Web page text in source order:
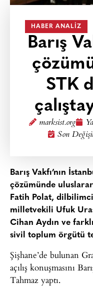
HABER ANALIZ
Barış
STK
marksist.org
Son
Barış Vakfı’nın
çözümünde
Fatih Polat,
milletvekili Ufuk
Cihan Aydın ve
sivil toplum örgütü
Şişhane’de bulunan
açılış konuşmasını
Tahmaz yaptı.